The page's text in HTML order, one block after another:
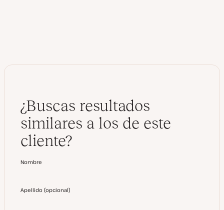
¿Buscas resultados
similares a los de este
cliente?
Nombre
Apellido (opcional)